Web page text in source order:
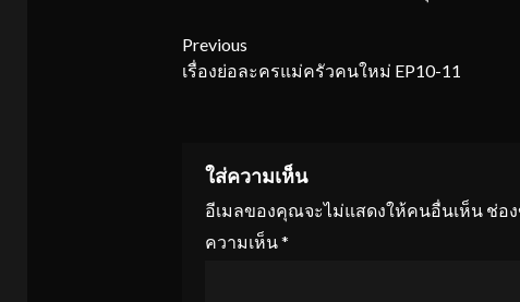
Continue
Reading
Previous
เรื่องย่อละครแม่ครัวคนใหม่ EP10-11
ใส่ความเห็น
อีเมลของคุณจะไม่แสดงให้คนอื่นเห็น ช่อ
ความเห็น*